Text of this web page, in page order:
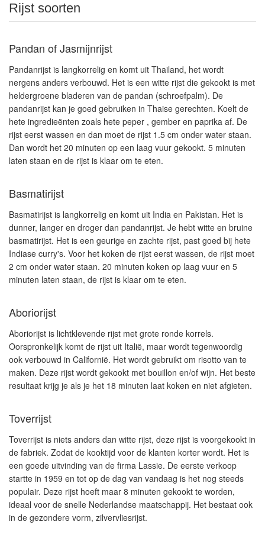
Rijst soorten
Pandan of Jasmijnrijst
Pandanrijst is langkorrelig en komt uit Thailand, het wordt
nergens anders verbouwd. Het is een witte rijst die gekookt is met
heldergroene bladeren van de pandan (schroefpalm). De
pandanrijst kan je goed gebruiken in Thaise gerechten. Koelt de
hete ingredieënten zoals hete peper , gember en paprika af. De
rijst eerst wassen en dan moet de rijst 1.5 cm onder water staan.
Dan wordt het 20 minuten op een laag vuur gekookt. 5 minuten
laten staan en de rijst is klaar om te eten.
Basmatirijst
Basmatirijst is langkorrelig en komt uit India en Pakistan. Het is
dunner, langer en droger dan pandanrijst. Je hebt witte en bruine
basmatirijst. Het is een geurige en zachte rijst, past goed bij hete
Indiase curry's. Voor het koken de rijst eerst wassen, de rijst moet
2 cm onder water staan. 20 minuten koken op laag vuur en 5
minuten laten staan, de rijst is klaar om te eten.
Aboriorijst
Aboriorijst is lichtklevende rijst met grote ronde korrels.
Oorspronkelijk komt de rijst uit Italië, maar wordt tegenwoordig
ook verbouwd in Californië. Het wordt gebruikt om risotto van te
maken. Deze rijst wordt gekookt met bouillon en/of wijn. Het beste
resultaat krijg je als je het 18 minuten laat koken en niet afgieten.
Toverrijst
Toverrijst is niets anders dan witte rijst, deze rijst is voorgekookt in
de fabriek. Zodat de kooktijd voor de klanten korter wordt. Het is
een goede uitvinding van de firma Lassie. De eerste verkoop
startte in 1959 en tot op de dag van vandaag is het nog steeds
populair. Deze rijst hoeft maar 8 minuten gekookt te worden,
ideaal voor de snelle Nederlandse maatschappij. Het bestaat ook
in de gezondere vorm, zilvervliesrijst.